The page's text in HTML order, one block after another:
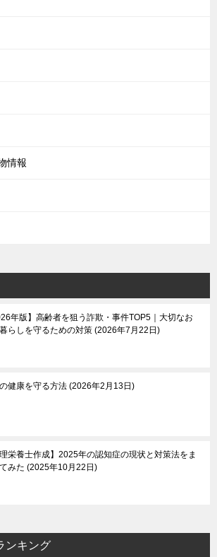
情報
年版】高齢者を狙う詐欺・事件TOP5｜大切なお
らしを守るための対策 2026年7月22日
健康を守る方法 2026年2月13日
理栄養士作成】2025年の認知症の現状と対策法をま
みた 2025年10月22日
ンキング